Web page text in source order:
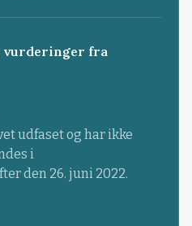
vurderinger fra
udfaset og har ikke
i
den 26. juni 2022.